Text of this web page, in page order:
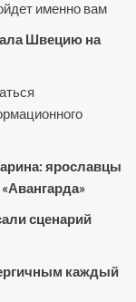
именно вам
Швецию на
ярославцы
сценарий
каждый